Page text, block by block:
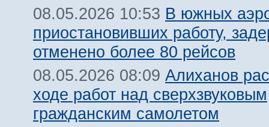
08.05.2026 10:53 В южных
приостановивших работу,
отменено более 80 рейсов
08.05.2026 08:09 Алиханов
ходе работ над сверхзвуковым
гражданским самолетом